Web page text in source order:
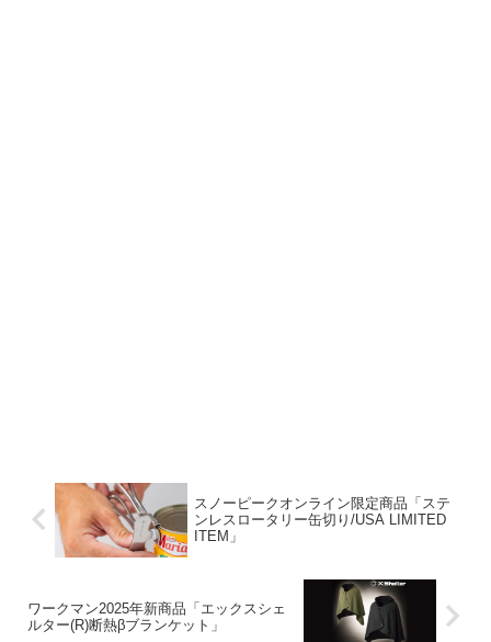
スノーピークオンライン限定商品「ステ
ンレスロータリー缶切り/USA LIMITED
ITEM」
ワークマン2025年新商品「エックスシェ
ルター(R)断熱βブランケット」